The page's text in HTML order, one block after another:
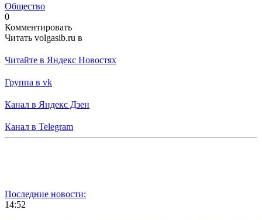
Общество
0
Комментировать
Читать volgasib.ru в
Читайте в Яндекс Новостях
Группа в vk
Канал в Яндекс Дзен
Канал в Telegram
Последние новости:
14:52